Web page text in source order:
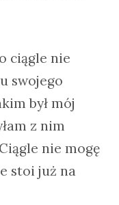
ciągle nie
swojego
był mój
z nim
Ciągle nie mogę
stoi już na